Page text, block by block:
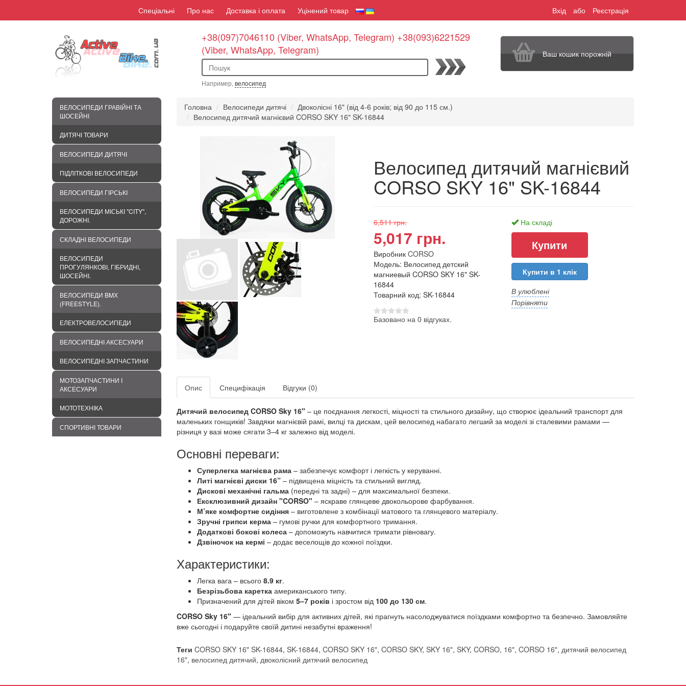
Спеціальні Про нас Доставка і оплата Уцінений товар Вхід або Реєстрація
+38(097)7046110 (Viber, WhatsApp, Telegram) +38(093)6221529
(Viber, WhatsApp, Telegram)
Пошук
Например, велосипед
Ваш кошик порожній
ВЕЛОСИПЕДИ ГРАВІЙНІ ТА
ШОСЕЙНІ
ДИТЯЧІ ТОВАРИ
ВЕЛОСИПЕДИ ДИТЯЧІ
ПІДЛІТКОВІ ВЕЛОСИПЕДИ
ВЕЛОСИПЕДИ ГІРСЬКІ
ВЕЛОСИПЕДИ МІСЬКІ "CITY",
ДОРОЖНІ.
СКЛАДНІ ВЕЛОСИПЕДИ
ВЕЛОСИПЕДИ
ПРОГУЛЯНКОВІ, ГІБРИДНІ,
ШОСЕЙНІ.
ВЕЛОСИПЕДИ BMХ
(FREESTYLE).
ЕЛЕКТРОВЕЛОСИПЕДИ
ВЕЛОСИПЕДНІ АКСЕСУАРИ
ВЕЛОСИПЕДНІ ЗАПЧАСТИНИ
МОТОЗАПЧАСТИНИ І
АКСЕСУАРИ
МОТОТЕХНІКА
СПОРТИВНІ ТОВАРИ
Головна Велосипеди дитячі
Двоколісні 16" (від 4-6 років; від 90 до 115 см.)
Велосипед дитячий магнієвий CORSO SKY 16" SK-16844
Велосипед дитячий магнієвий
CORSO SKY 16" SK-16844
6,511 грн.
5,017 грн.
Виробник CORSO
Модель: Велосипед детский
магниевый CORSO SKY 16" SK-
16844
Товарний код: SK-16844
Базовано на 0 відгуках.
На складі
Купити в 1 клік
В улюблені
Порівняти
Опис Специфікація Відгуки (0)
Дитячий велосипед CORSO Sky 16" – це поєднання легкості, міцності та стильного дизайну, що створює ідеальний транспорт для
маленьких гонщиків! Завдяки магнієвій рамі, вилці та дискам, цей велосипед набагато легший за моделі зі сталевими рамами —
різниця у вазі може сягати 3–4 кг залежно від моделі.
Основні переваги:
Суперлегка магнієва рама– забезпечує комфорт і легкість у керуванні.
Литі магнієві диски 16”– підвищена міцність та стильний вигляд.
Дискові механічні гальма(передні та задні) – для максимальної безпеки.
Ексклюзивний дизайн "CORSO" – яскраве глянцеве двокольорове фарбування.
М’яке комфортне сидіння– виготовлене з комбінації матового та глянцевого матеріалу.
Зручні грипси керма– гумові ручки для комфортного тримання.
Додаткові бокові колеса– допоможуть навчитися тримати рівновагу.
Дзвіночок на кермі – додає веселощів до кожної поїздки.
Характеристики:
Легка вага – всього 8.9 кг.
Безрізьбова кареткаамериканського типу.
Призначений для дітей віком 5–7 років і зростом від 100 до 130 см.
CORSO Sky 16" — ідеальний вибір для активних дітей, які прагнуть насолоджуватися поїздками комфортно та безпечно. Замовляйте
вже сьогодні і подаруйте своїй дитині незабутні враження!
Теги CORSO SKY 16" SK-16844, SK-16844, CORSO SKY 16", CORSO SKY, SKY 16", SKY, CORSO, 16", CORSO 16", дитячий велосипед
16", велосипед дитячий, двоколісний дитячий велосипед